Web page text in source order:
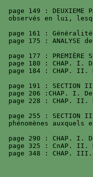
page 149 :
observés en lui,
page 161 :
page 175 : ANALYSE
page 177 : PREMIÈRE
page 180 : CHAP. I.
page 184 : CHAP. II.
page 191 :
page 206 :CHAP. I.
page 228 : CHAP.
page 255 :
phénomènes
page 290 : CHAP. I.
page 325 : CnAP. II.